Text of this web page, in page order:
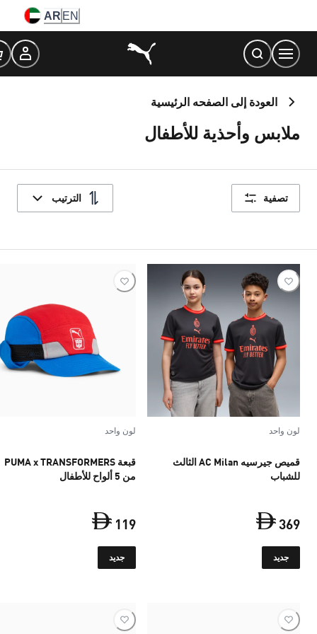
Content
EN
AR
العودة إلى الصفحه الرئيسية
ملابس وأحذية للأطفال
تصفية الترتيب
لون واحد
قميص جيرسيه AC Milan الثالث
للشباب
369
جديد
لون واحد
قبعة PUMA x TRANSFORMERS
من 5 ألواح للأطفال
119
جديد